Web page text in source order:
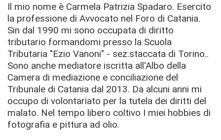
Il mio nome è Carmela Patrizia Spadaro. Esercito
la professione di Avvocato nel Foro di Catania.
Sin dal 1990 mi sono occupata di diritto
tributario formandomi presso la Scuola
Tributaria "Ezio Vanoni" - sez.staccata di Torino..
Sono anche mediatore iscritta all'Albo della
Camera di mediazione e conciliazione del
Tribunale di Catania dal 2013. Da alcuni anni mi
occupo di volontariato per la tutela dei diritti del
malato. Nel tempo libero coltivo I miei hobbies di
fotografia e pittura ad olio.